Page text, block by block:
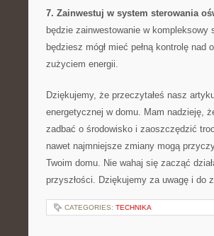
7. Zainwestuj w system sterowania
będzie⁤ zainwestowanie w
będziesz mógł mieć pełną kontrolę⁤
zużyciem energii.
Dziękujemy, że‌ przeczytałeś nasz
energetycznej w domu. Mam nadzieję,
zadbać o środowisko i ​zaoszczędzić
nawet najmniejsze zmiany mogą
Twoim domu. ‌Nie wahaj się zacząć
przyszłości. Dziękujemy za uwagę⁢ i do
CATEGORIES: TECHNIKA